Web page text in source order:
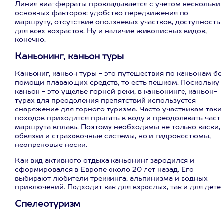
Линия виа-ферраты прокладывается с учетом
основных факторов: удобство передвижения по
маршруту, отсутствие оползневых участков, доступность
для всех возрастов. Ну и наличие живописных видов,
конечно.
Каньонинг, каньон туры
Каньониг, каньон туры - это путешествия по каньонам
помощи плавающих средств, то есть пешком. Поскольку
каньон - это ущелье горной реки, в каньонинге, каньон-
турах для преодоления препятствий используется
снаряжение для горного туризма. Часто участникам
походов приходится прыгать в воду и преодолевать
маршрута вплавь. Поэтому необходимы не только каски,
обвязки и страховочные системы, но и гидрокостюмы,
неопреновые носки.
Как вид активного отдыха каньонинг зародился и
сформировался в Европе около 20 лет назад. Его
выбирают любители треккинга, альпинизма и водных
приключений. Подходит как для взрослых, так и для
Спелеотуризм